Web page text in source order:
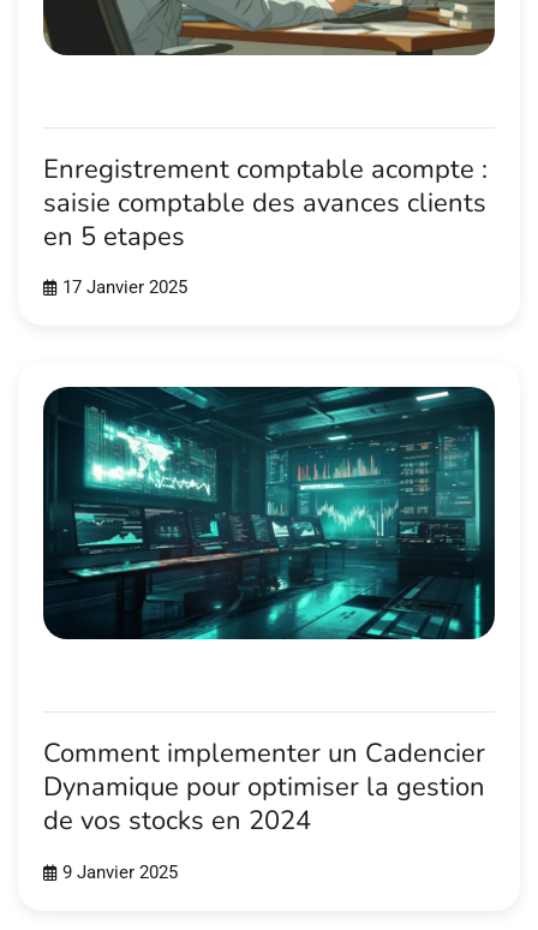
Enregistrement comptable acompte :
saisie comptable des avances clients
en 5 etapes
17 Janvier 2025
Comment implementer un Cadencier
Dynamique pour optimiser la gestion
de vos stocks en 2024
9 Janvier 2025